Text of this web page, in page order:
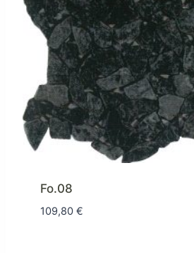
Fo.08
109,80 €